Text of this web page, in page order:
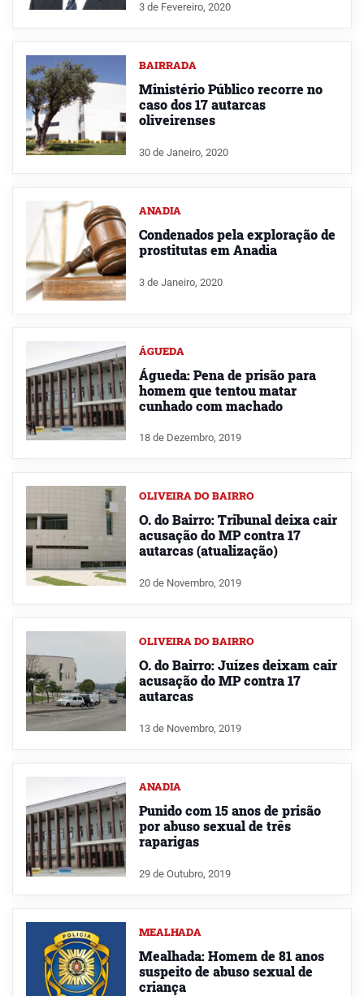
3 de Fevereiro, 2020
BAIRRADA
Ministério Público recorre no
caso dos 17 autarcas
oliveirenses
30 de Janeiro, 2020
ANADIA
Condenados pela exploração de
prostitutas em Anadia
3 de Janeiro, 2020
ÁGUEDA
Águeda: Pena de prisão para
homem que tentou matar
cunhado com machado
18 de Dezembro, 2019
OLIVEIRA DO BAIRRO
O. do Bairro: Tribunal deixa cair
acusação do MP contra 17
autarcas (atualização)
20 de Novembro, 2019
OLIVEIRA DO BAIRRO
O. do Bairro: Juízes deixam cair
acusação do MP contra 17
autarcas
13 de Novembro, 2019
ANADIA
Punido com 15 anos de prisão
por abuso sexual de três
raparigas
29 de Outubro, 2019
MEALHADA
Mealhada: Homem de 81 anos
suspeito de abuso sexual de
criança